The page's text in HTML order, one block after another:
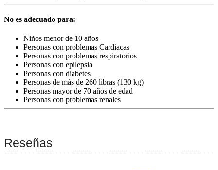
No es adecuado para:
Niños menor de 10 años
Personas con problemas Cardiacas
Personas con problemas respiratorios
Personas con epilepsia
Personas con diabetes
Personas de más de 260 libras (130 kg)
Personas mayor de 70 años de edad
Personas con problemas renales
Reseñas